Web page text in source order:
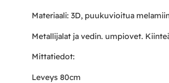
Materiaali: 3D, puukuvioitua
Metallijalat ja vedin. umpiovet.
Mittatiedot:
Leveys 80cm